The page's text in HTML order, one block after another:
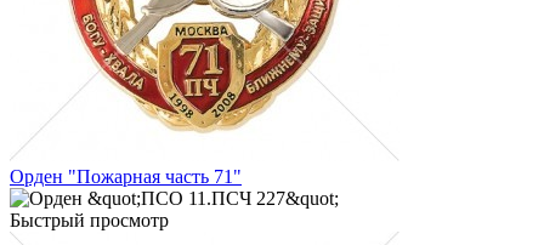
Орден "Пожарная часть 71"
Быстрый просмотр